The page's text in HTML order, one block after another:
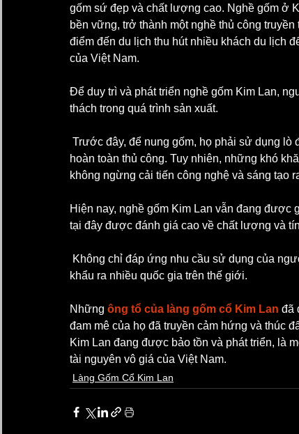
gốm sứ đẹp và chất lượng cao. Nghề gốm ở
bền vững, trở thành một nghề thủ công
điểm đến du lịch thu hút nhiều khách du lịch
của Việt Nam.
Để duy trì và phát triển nghề gốm Kim Lan,
thách trong quá trình sản xuất.
hoàn toàn thủ công. Tuy nhiên, những khó
không ngừng cải tiến công nghệ và sáng tạo
Hiện nay, nghề gốm Kim Lan vẫn đang
tại đây được đánh giá cao về chất lượng và
khẩu ra nhiều quốc gia trên thế giới.
Những ông tổ của làng gốm cổ Kim Lan đã
đam mê của họ đã truyền cảm hứng và thúc
Kim Lan đang được bảo tồn và phát triển, là
tài nguyên vô giá của Việt Nam.
Làng Gốm Cổ Kim Lan